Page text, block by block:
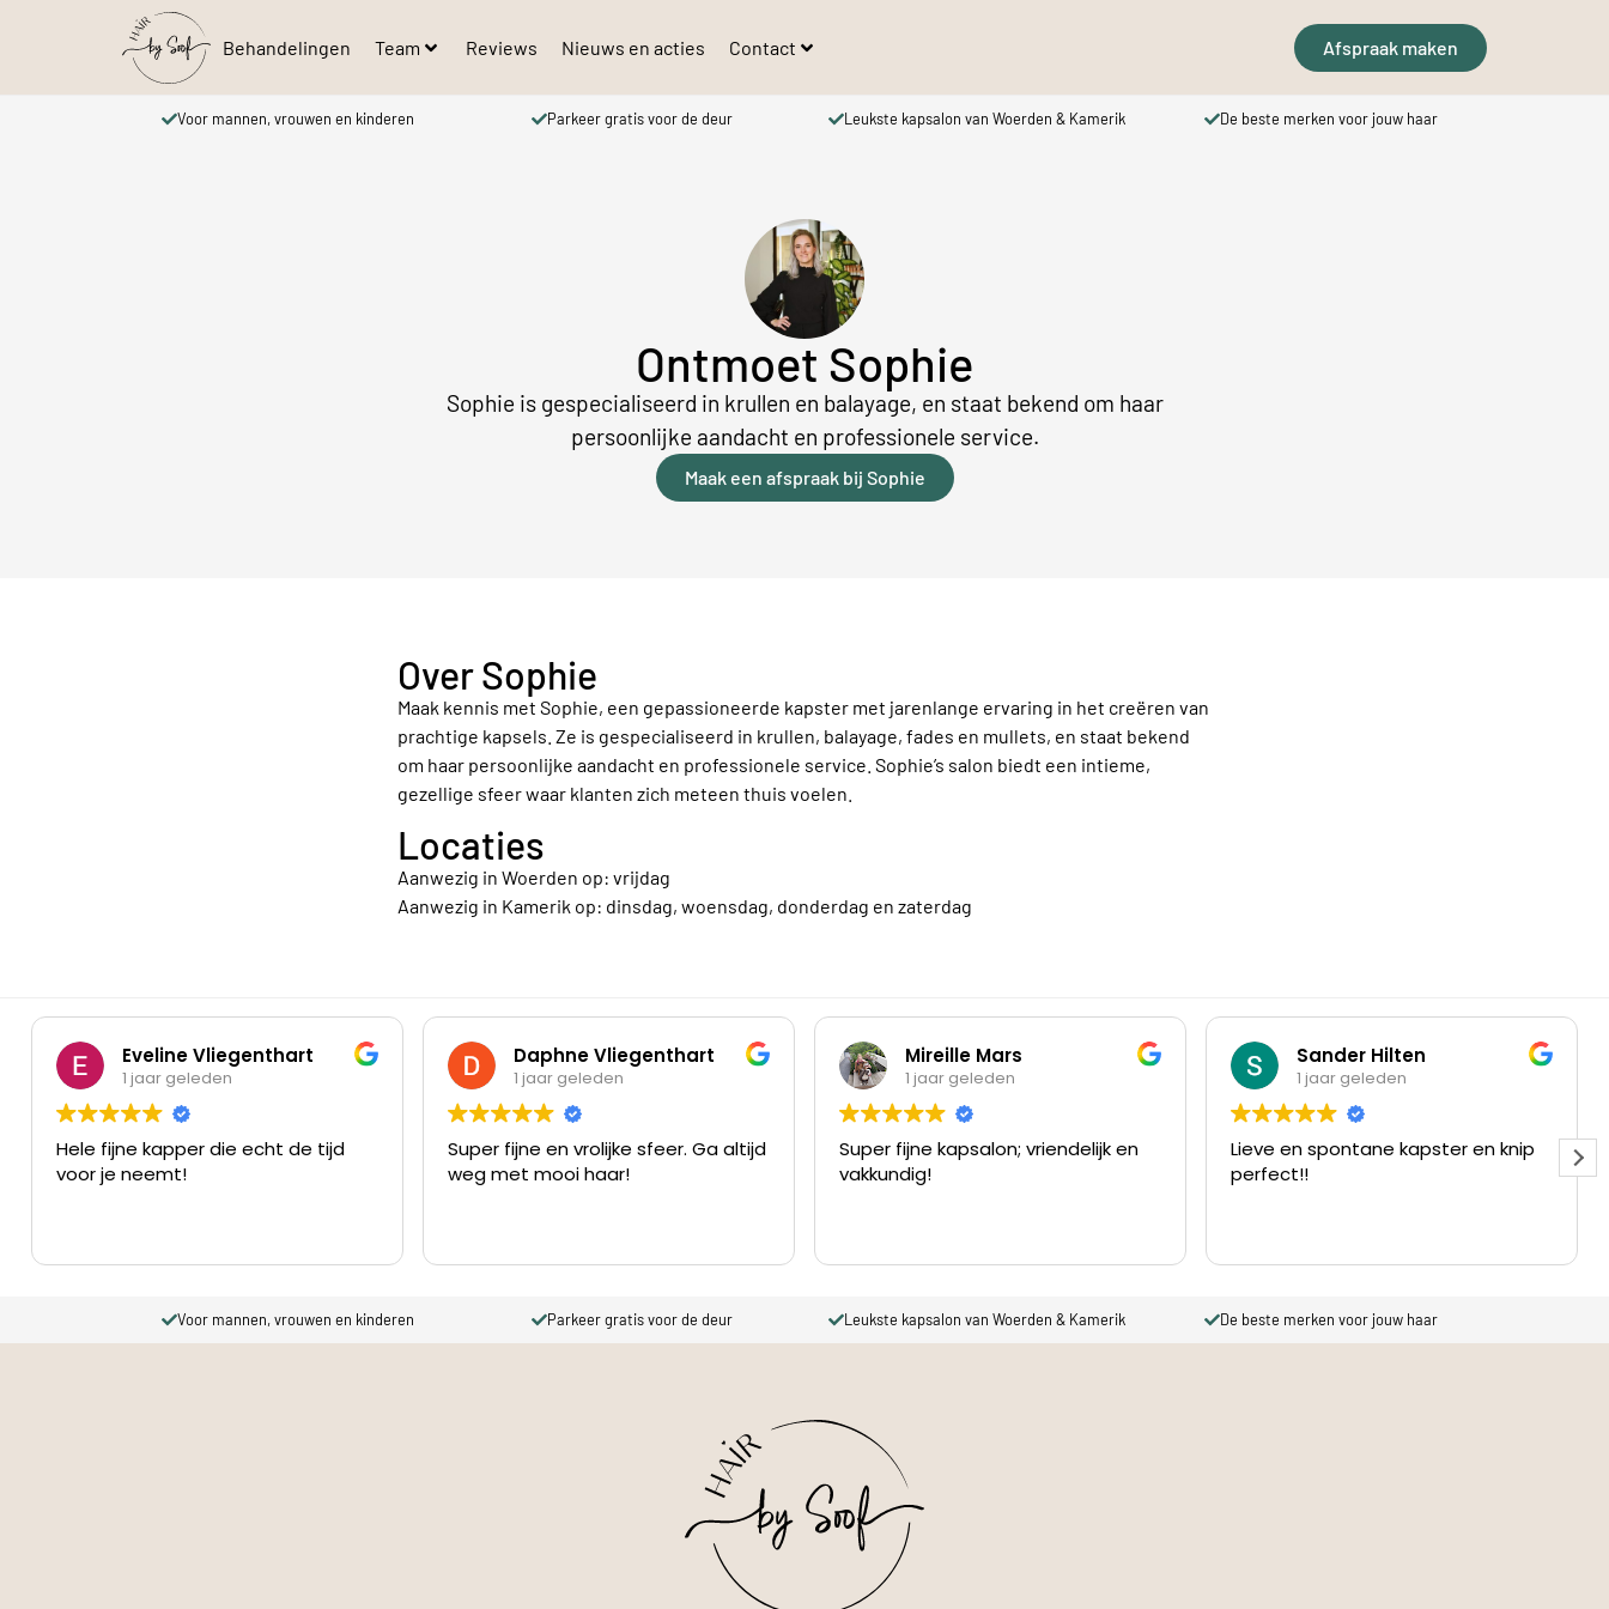
Behandelingen Team Reviews Nieuws en acties Contact Afspraak maken
Voor mannen, vrouwen en kinderen Parkeer gratis voor de deur Leukste kapsalon van Woerden & Kamerik De beste merken voor jouw haar
Ontmoet Sophie
Sophie is gespecialiseerd in krullen en balayage, en staat bekend om haar
persoonlijke aandacht en professionele service.
Maak een afspraak bij Sophie
Over Sophie
Maak kennis met Sophie, een gepassioneerde kapster met jarenlange ervaring in het creëren van
prachtige kapsels. Ze is gespecialiseerd in krullen, balayage, fades en mullets, en staat bekend
om haar persoonlijke aandacht en professionele service. Sophie’s salon biedt een intieme,
gezellige sfeer waar klanten zich meteen thuis voelen.
Locaties
Aanwezig in Woerden op: vrijdag
Aanwezig in Kamerik op: dinsdag, woensdag, donderdag en zaterdag
Eveline Vliegenthart
1 jaar geleden
Hele fijne kapper die echt de tijd
voor je neemt!
Daphne Vliegenthart
1 jaar geleden
Super fijne en vrolijke sfeer. Ga altijd
weg met mooi haar!
Mireille Mars
1 jaar geleden
Super fijne kapsalon; vriendelijk en
vakkundig!
Sander Hilten
1 jaar geleden
Lieve en spontane kapster en knip
perfect!!
Voor mannen, vrouwen en kinderen Parkeer gratis voor de deur Leukste kapsalon van Woerden & Kamerik De beste merken voor jouw haar